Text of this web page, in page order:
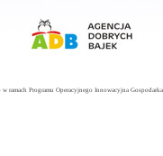
ramach Programu Operacyjnego Innowacyjna